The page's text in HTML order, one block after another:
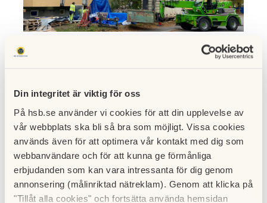
Din integritet är viktig för oss
På hsb.se använder vi cookies för att din upplevelse av
vår webbplats ska bli så bra som möjligt. Vissa cookies
används även för att optimera vår kontakt med dig som
webbanvändare och för att kunna ge förmånliga
erbjudanden som kan vara intressanta för dig genom
annonsering (målinriktad nätreklam). Genom att klicka på
"Tillåt alla cookies" och fortsätta använda hemsidan
För att renovera husen mot ett tidstypiskt uttryck tog
-Vi har haft kontakt med både museet för att se på
gamla bilder och arkitektbyrå för att få till rätt
detaljer, bland annat färgval, entréer och armaturer.
Det har varit tryggt att ha dem i projektet, säger
Annika.
Att få hjälp med arbetsgivaransvaret tycker Annika